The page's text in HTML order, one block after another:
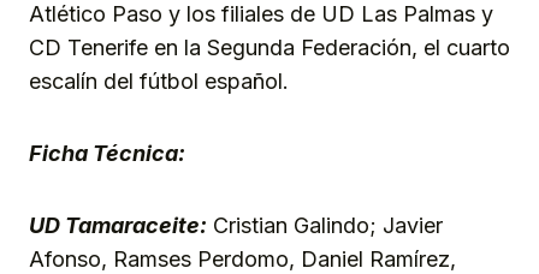
Atlético Paso y los filiales de UD Las Palmas y
CD Tenerife en la Segunda Federación, el cuarto
escalín del fútbol español.
Ficha Técnica:
UD Tamaraceite: Cristian Galindo; Javier
Afonso, Ramses Perdomo, Daniel Ramírez,